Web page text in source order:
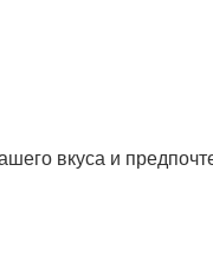
вкуса и